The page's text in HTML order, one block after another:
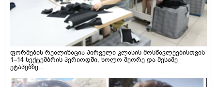
ფორმების რეალიზაცია პირველი კლასის მოსწავლეებისთვის
1–14 სექტემბრის პერიოდში, ხოლო მეორე და მესამე
ეტაპებზე...